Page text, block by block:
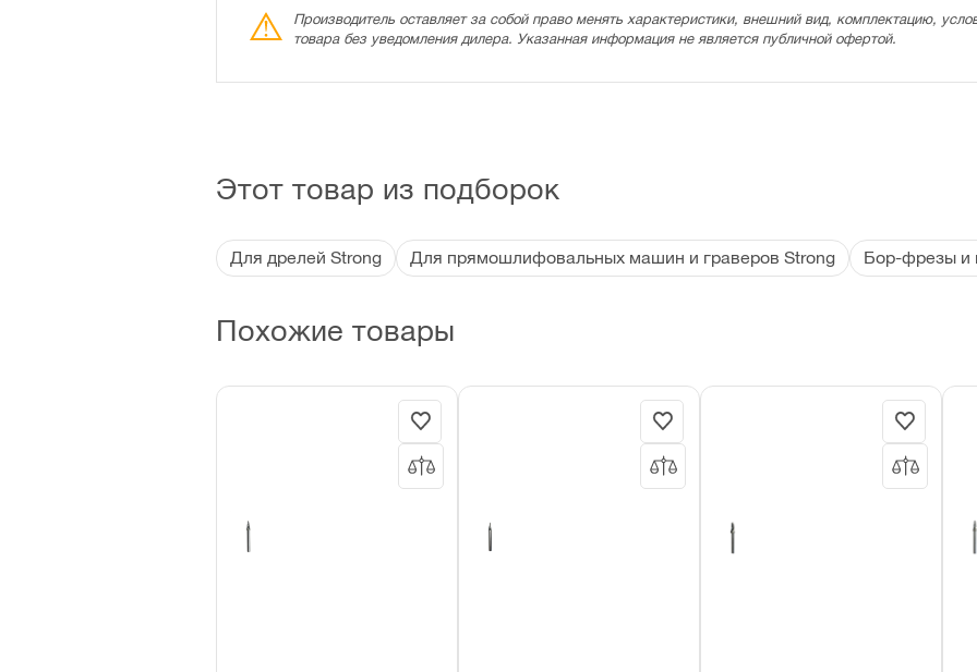
Производитель оставляет за собой право менять характеристики, внешний вид, комплектацию,
товара без уведомления дилера. Указанная информация не является публичной офертой.
Этот товар из подборок
Для дрелей Strong Для прямошлифовальных машин и граверов Strong Бор-фрезы и
Похожие товары